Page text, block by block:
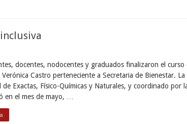
docentes, nodocentes y graduados finalizaron el
Castro perteneciente a Secretaria de Bienestar.
de Exactas, Físico-Químicas y Naturales, y coordinado por
en el mes de mayo, …